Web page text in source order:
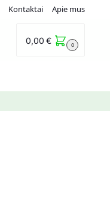
Kontaktai Apie mus
0,00€ 0